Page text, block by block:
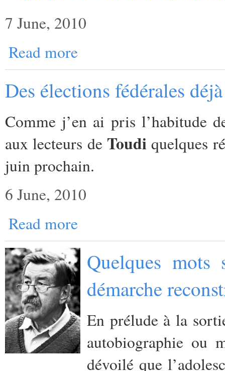
7 June, 2010
Read more
Des élections fédérales
Comme j’en ai pris l’habitude
aux lecteurs de Toudiquelques
juin prochain.
6 June, 2010
Read more
Quelques
démarche
En prélude à la
autobiographie ou
dévoilé que